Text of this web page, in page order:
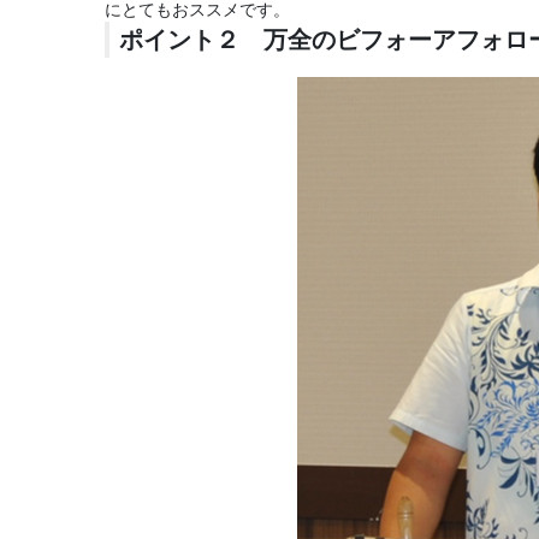
にとてもおススメです。
ポイント２ 万全のビフォーアフォロ